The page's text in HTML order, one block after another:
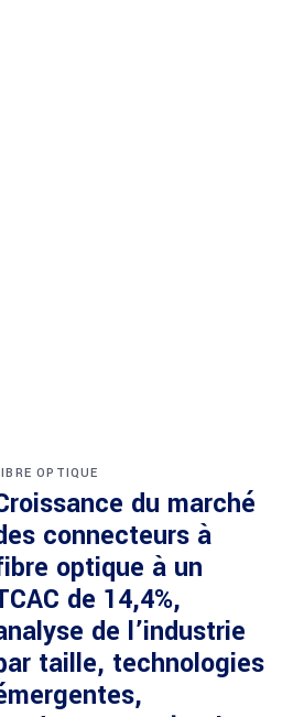
OPTIQUE
du marché
connecteurs à
optique à un
de 14,4%,
de l’industrie
taille, technologies